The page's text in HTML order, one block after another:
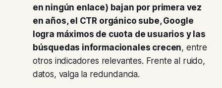
en ningún enlace) bajan por primera vez
en años, el CTR orgánico sube, Google
logra máximos de cuota de usuarios y las
búsquedas informacionales crecen, entre
otros indicadores relevantes. Frente al ruido,
datos, valga la redundancia.